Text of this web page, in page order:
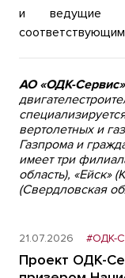
и ведущие
АО «ОДК-Сервис»
вертолетных и
Газпрома и
имеет три
область), «Ейск»
(Свердловская
21.07.2026 #ОДК-
Проект ОДК-